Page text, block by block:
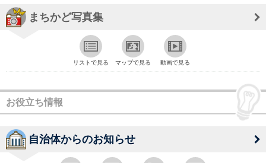
まちかど写真集
リストで見る マップで見る 動画で見る
お役立ち情報
自治体からのお知らせ